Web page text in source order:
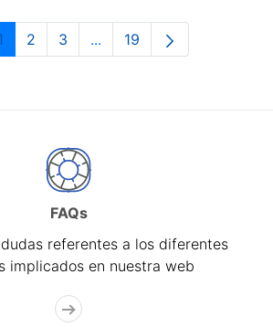
PáginaPágina
2 Página
3 ...Páginas intermedias Use
Página
19
FAQs
referentes a los diferentes
implicados en nuestra web